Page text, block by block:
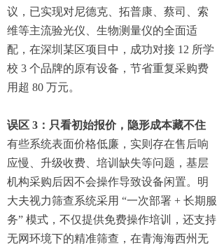
议，已实现对尼德克、拓普康、蔡司、索
维等主流验光仪、生物测量仪的全面适
配，在深圳某区项目中，成功对接 12 所学
校 3 个品牌的原有设备，节省重复采购费
用超 80 万元。
误区 3：只看初始报价，隐形成本藏不住
有些系统表面价格低廉，实则存在售后响
应慢、升级收费、培训缺失等问题，基层
机构采购后因不会操作导致设备闲置。明
大夫视力筛查系统采用 “一次部署 + 长期服
务” 模式，不仅提供免费操作培训，还支持
无网环境下的精准筛查，在青海海西州无